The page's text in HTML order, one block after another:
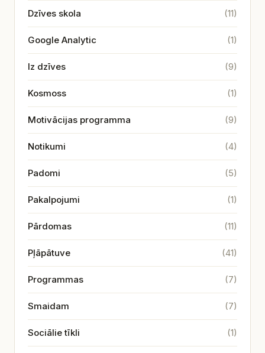
Dzīves skola (11)
Google Analytic (1)
Iz dzīves (9)
Kosmoss (1)
Motivācijas programma (9)
Notikumi (4)
Padomi (5)
Pakalpojumi (1)
Pārdomas (11)
Pļāpātuve (41)
Programmas (7)
Smaidam (7)
Sociālie tīkli (1)